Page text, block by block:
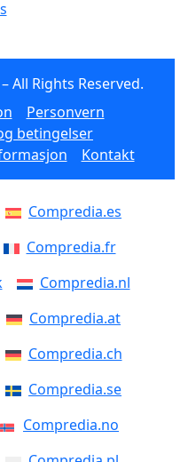
All Rights Reserved.
Personvern
betingelser
Kontakt
Compredia.es
Compredia.fr
Compredia.nl
Compredia.at
Compredia.ch
Compredia.se
Compredia.no